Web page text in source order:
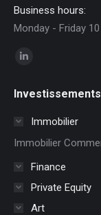
Business hours:
Monday - Friday
Trouvez nous sur :
LinkedIn
s'ouvre
nouvelle
fenêtre
Investissements
Immobilier
Immobilier
Finance
Private Equity
Art